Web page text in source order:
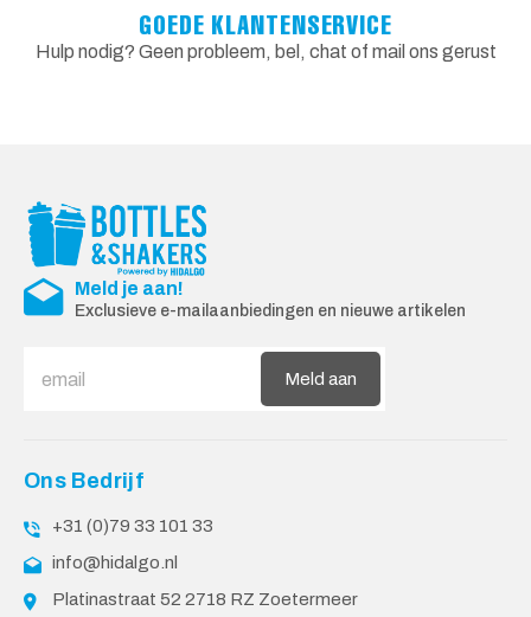
GOEDE KLANTENSERVICE
Hulp nodig? Geen probleem, bel, chat of mail ons gerust
Meld je aan!
Exclusieve e-mailaanbiedingen en nieuwe artikelen
Meld aan
Ons Bedrijf
+31 (0)79 33 101 33
info@hidalgo.nl
Platinastraat 52 2718 RZ Zoetermeer